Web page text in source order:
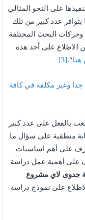
على النحو المثالي
عدد كبير من تلك
وحركات البحث المختلفة
الاطلاع على أحد هذه
هنا“.
[3]
جدا وغير مكلفة في كافة
بالفعل على عدد كبير
منطقية على سؤال ما
على أهم اساسيات
على أهمية عمل دراسة
جدوى لاي مشروع
على نموذج دراسة